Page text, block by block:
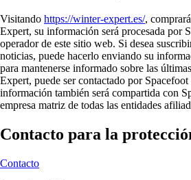
Visitando https://winter-expert.es/,
Expert, su información será procesada por
operador de este sitio web. Si desea
noticias, puede hacerlo enviando su
para mantenerse informado sobre las
Expert, puede ser contactado por
información también será compartida con
empresa matriz de todas las entidades
Contacto para la
Contacto